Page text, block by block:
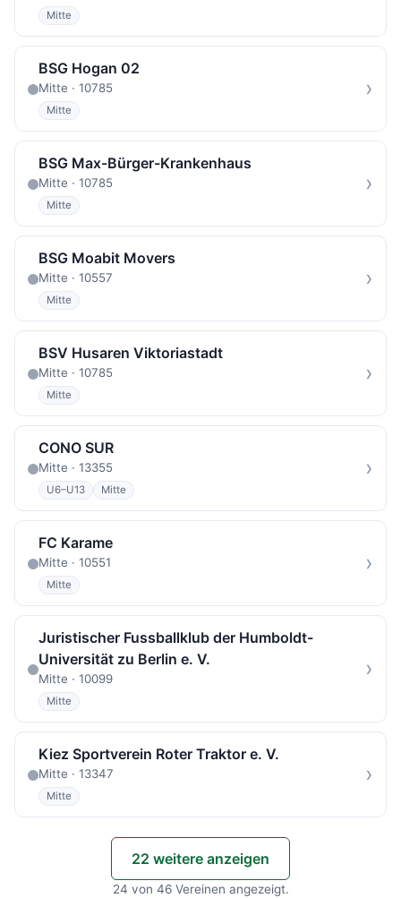
Mitte
BSG Hogan 02
Mitte · 10785
Mitte
›
BSG Max-Bürger-Krankenhaus
Mitte · 10785
Mitte
›
BSG Moabit Movers
Mitte · 10557
Mitte
›
BSV Husaren Viktoriastadt
Mitte · 10785
Mitte
›
CONO SUR
Mitte · 13355
U6–U13 Mitte
›
FC Karame
Mitte · 10551
Mitte
›
Juristischer Fussballklub der Humboldt-
Universität zu Berlin e. V.
Mitte · 10099
Mitte
›
Kiez Sportverein Roter Traktor e. V.
Mitte · 13347
Mitte
›
22 weitere anzeigen
24 von 46 Vereinen angezeigt.